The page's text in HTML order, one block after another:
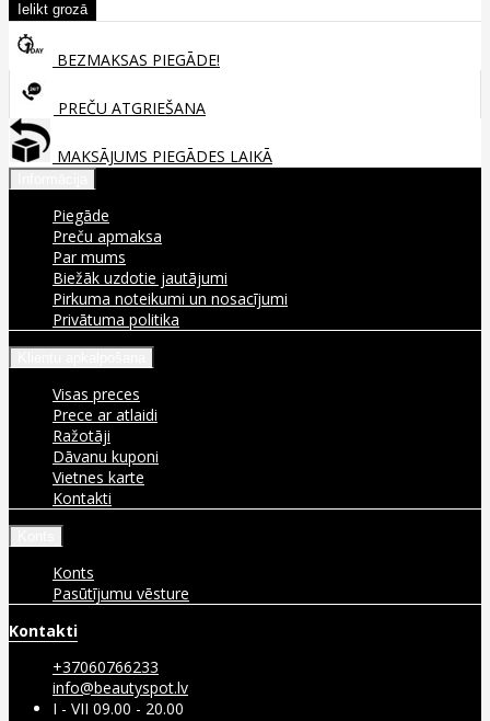
BEZMAKSAS PIEGĀDE!
PREČU ATGRIEŠANA
MAKSĀJUMS PIEGĀDES LAIKĀ
Piegāde
Preču apmaksa
Par mums
Biežāk uzdotie jautājumi
Pirkuma noteikumi un nosacījumi
Privātuma politika
Visas preces
Prece ar atlaidi
Ražotāji
Dāvanu kuponi
Vietnes karte
Kontakti
Konts
Pasūtījumu vēsture
Kontakti
+37060766233
info@beautyspot.lv
I - VII 09.00 - 20.00